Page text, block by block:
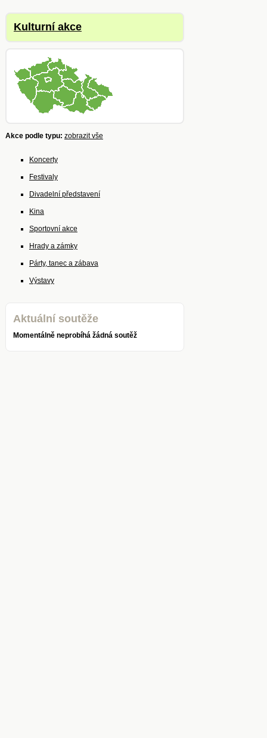
Kulturní akce
Akce podle typu: zobrazit vše
Koncerty
Festivaly
Divadelní představení
Kina
Sportovní akce
Hrady a zámky
Párty, tanec a zábava
Výstavy
Aktuální soutěže
Momentálně neprobíhá žádná soutěž